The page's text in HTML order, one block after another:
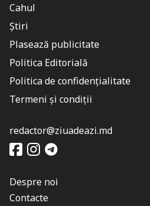
Cahul
Știri
Plasează publicitate
Politica Editorială
Politica de confidențialitate
Termeni și condiții
redactor@ziuadeazi.md
Despre noi
Contacte